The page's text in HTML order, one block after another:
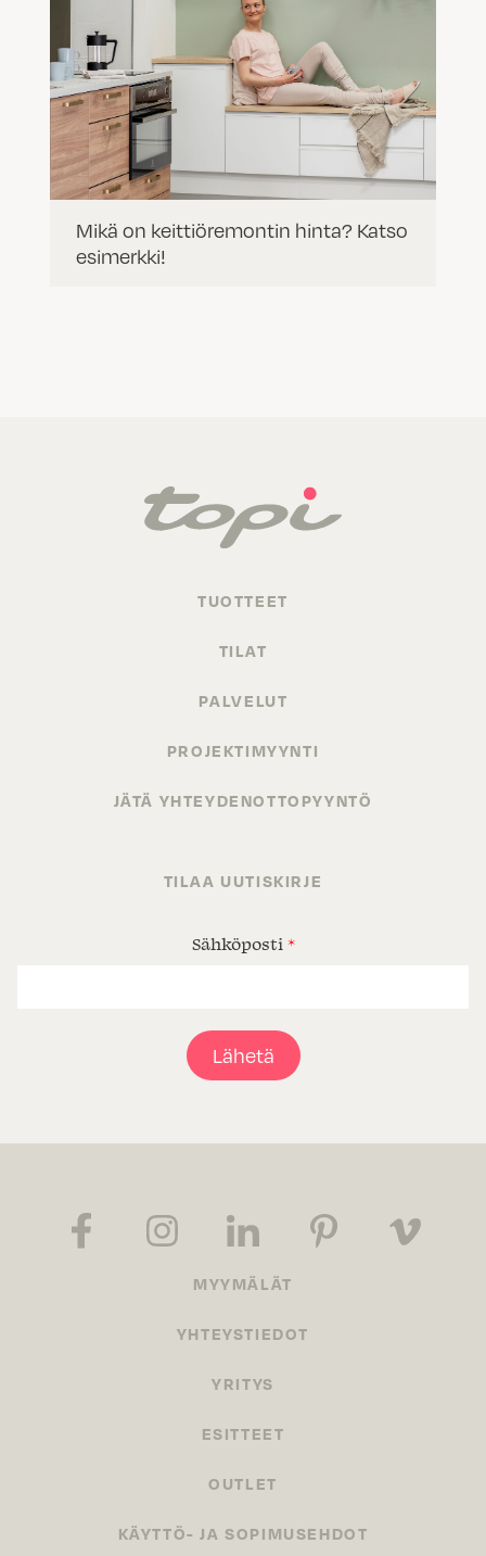
Mikä on keittiöremontin hinta? Katso
esimerkki!
TUOTTEET
TILAT
PALVELUT
PROJEKTIMYYNTI
JÄTÄ YHTEYDENOTTOPYYNTÖ
TILAA UUTISKIRJE
Sähköposti *
Lähetä
MYYMÄLÄT
YHTEYSTIEDOT
YRITYS
ESITTEET
OUTLET
KÄYTTÖ- JA SOPIMUSEHDOT